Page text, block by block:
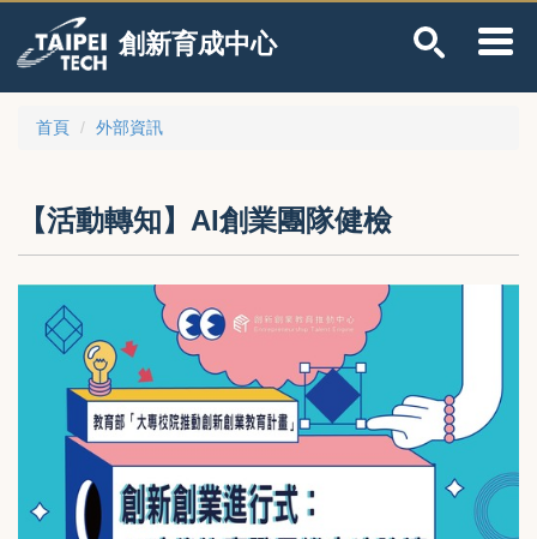
主
要
創新育成中心
首頁 外部資訊
【活動轉知】AI創業團隊健檢